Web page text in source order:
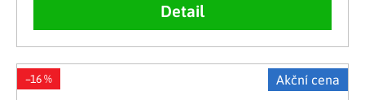
Detail
Akční cena
–16 %